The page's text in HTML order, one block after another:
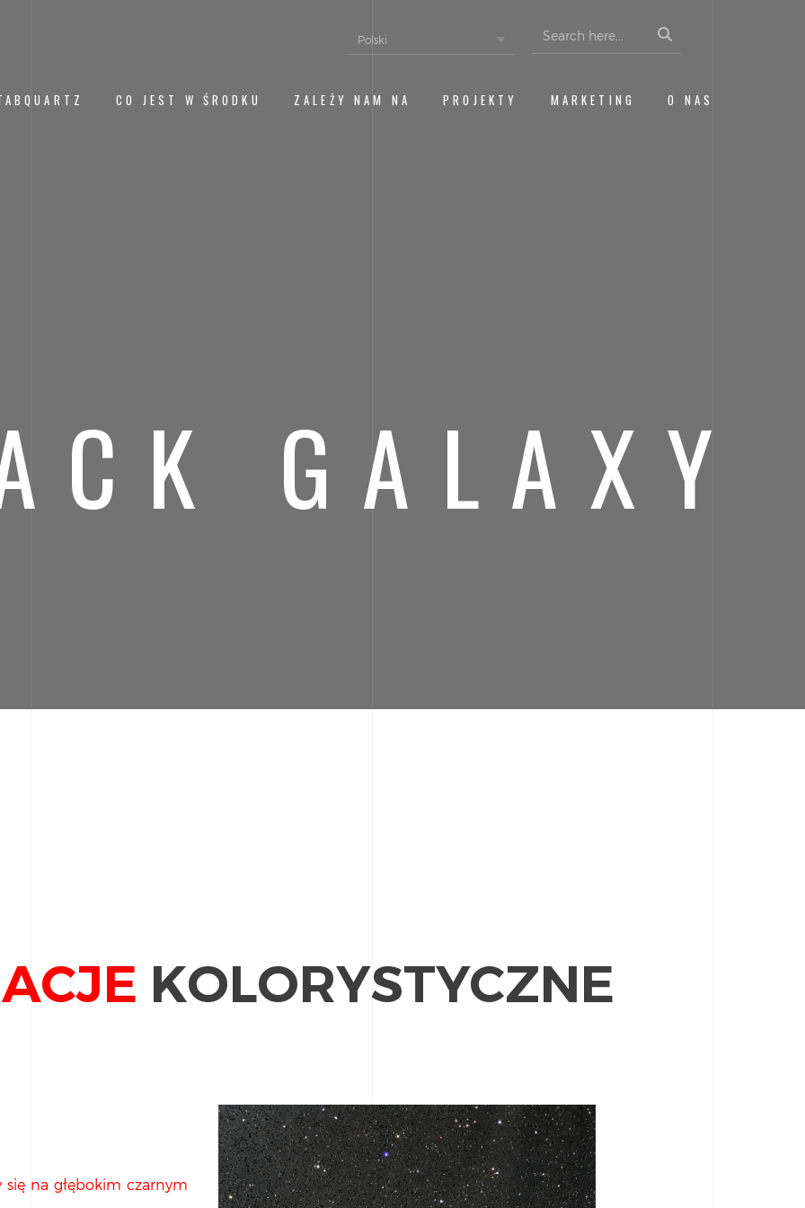
Polski
for:
CO JEST W ŚRODKU ZALEŻY NAM NA PROJEKTY MARKETING O NAS
GALAXY
KOLORYSTYCZNE
się na głębokim czarnym